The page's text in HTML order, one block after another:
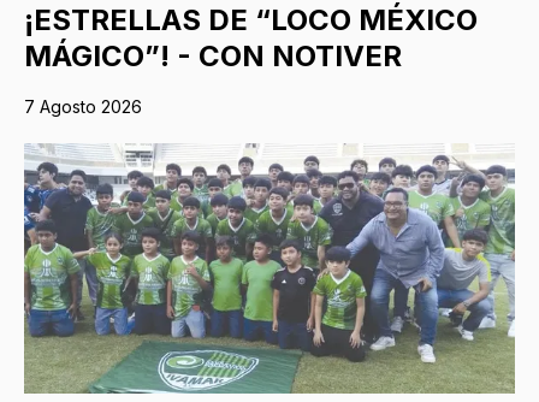
¡ESTRELLAS DE “LOCO MÉXICO
MÁGICO”! - CON NOTIVER
7 Agosto 2026